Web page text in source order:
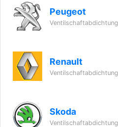
Peugeot
Ventilschaftabdichtung
Renault
Ventilschaftabdichtung
Skoda
Ventilschaftabdichtung